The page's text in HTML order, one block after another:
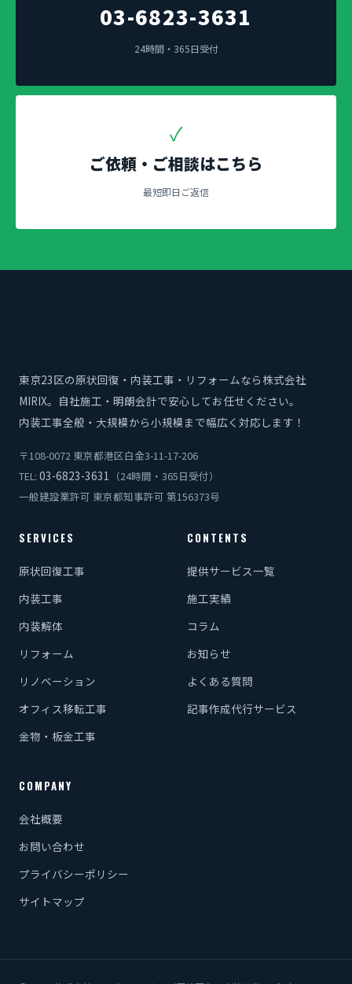
03-6823-3631
24時間・365日受付
✓
ご依頼・ご相談はこちら
最短即日ご返信
東京23区の原状回復・内装工事・リフォームなら株式会社
MIRIX。自社施工・明朗会計で安心してお任せください。
内装工事全般・大規模から小規模まで幅広く対応します！
〒108-0072 東京都港区白金3-11-17-206
TEL: 03-6823-3631
（24時間・365日受付）
一般建設業許可 東京都知事許可 第156373号
SERVICES
原状回復工事
内装工事
内装解体
リフォーム
リノベーション
オフィス移転工事
金物・板金工事
CONTENTS
提供サービス一覧
施工実績
コラム
お知らせ
よくある質問
記事作成代行サービス
COMPANY
会社概要
お問い合わせ
プライバシーポリシー
サイトマップ